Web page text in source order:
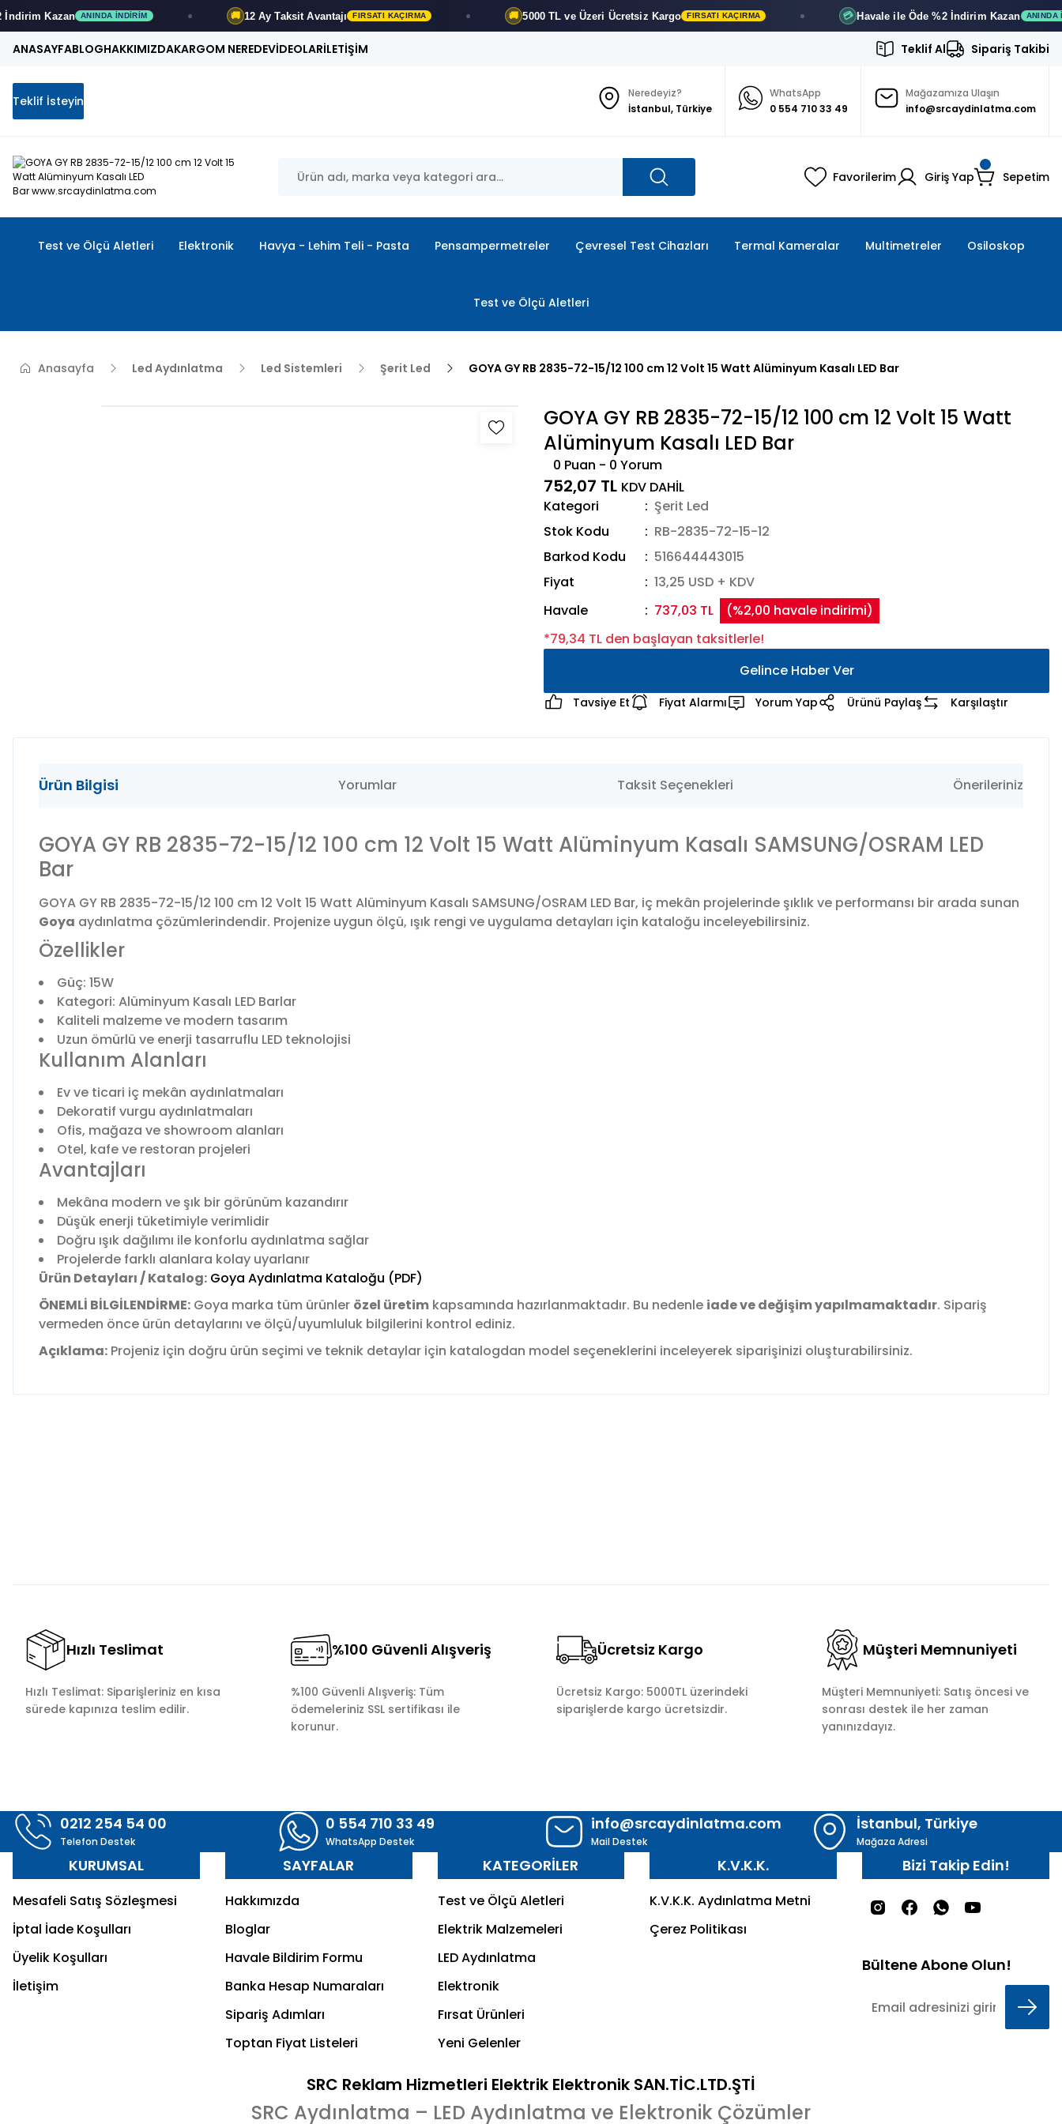
Kazan ANINDA İNDIRIM 12 AyTaksit Avantajı FIRSATI KAÇIRMA 5000 TL ve ÜzeriÜcretsiz Kargo FIRSATI KAÇIRMA Havale ile Öde%2 İndirim Kazan ANINDA İNDIRIM
ANASAYFABLOGHAKKIMIZDAKARGOM NEREDEVİDEOLARİLETİŞİM Teklif Al Sipariş Takibi
Teklif İsteyin
Neredeyiz?
İstanbul, Türkiye
WhatsApp
0 554 710 33 49
Mağazamıza Ulaşın
info@srcaydinlatma.com
Favorilerim Giriş Yap Sepetim
Test ve Ölçü Aletleri Elektronik Havya - Lehim Teli - Pasta Pensampermetreler Çevresel Test Cihazları Termal Kameralar Multimetreler Osiloskop
Test ve Ölçü Aletleri
Anasayfa Led Aydınlatma Led Sistemleri Şerit Led GOYA GY RB 2835-72-15/12 100 cm 12 Volt 15 Watt Alüminyum Kasalı LED Bar
GOYA GY RB 2835-72-15/12 100 cm 12 Volt 15 Watt
Alüminyum Kasalı LED Bar
0 Puan - 0 Yorum
752,07 TL KDV DAHİL
Kategori
Şerit Led
Stok Kodu
RB-2835-72-15-12
Barkod Kodu
516644443015
Fiyat
13,25 USD + KDV
Havale
737,03 TL
(%2,00 havale indirimi)
*79,34 TL den başlayan taksitlerle!
Gelince Haber Ver
Tavsiye Et Fiyat Alarmı Yorum Yap Ürünü Paylaş Karşılaştır
Ürün Bilgisi Yorumlar Taksit Seçenekleri Önerileriniz
GOYA GY RB 2835-72-15/12 100 cm 12 Volt 15 Watt Alüminyum Kasalı SAMSUNG/OSRAM LED
Bar
GOYA GY RB 2835-72-15/12 100 cm 12 Volt 15 Watt Alüminyum Kasalı SAMSUNG/OSRAM LED Bar, iç mekân projelerinde şıklık ve performansı bir arada sunan
Goya aydınlatma çözümlerindendir. Projenize uygun ölçü, ışık rengi ve uygulama detayları için kataloğu inceleyebilirsiniz.
Özellikler
Güç: 15W
Kategori: Alüminyum Kasalı LED Barlar
Kaliteli malzeme ve modern tasarım
Uzun ömürlü ve enerji tasarruflu LED teknolojisi
Kullanım Alanları
Ev ve ticari iç mekân aydınlatmaları
Dekoratif vurgu aydınlatmaları
Ofis, mağaza ve showroom alanları
Otel, kafe ve restoran projeleri
Avantajları
Mekâna modern ve şık bir görünüm kazandırır
Düşük enerji tüketimiyle verimlidir
Doğru ışık dağılımı ile konforlu aydınlatma sağlar
Projelerde farklı alanlara kolay uyarlanır
Ürün Detayları / Katalog: Goya Aydınlatma Kataloğu (PDF)
ÖNEMLİ BİLGİLENDİRME: Goya marka tüm ürünler özel üretim kapsamında hazırlanmaktadır. Bu nedenle iade ve değişim yapılmamaktadır. Sipariş
vermeden önce ürün detaylarını ve ölçü/uyumluluk bilgilerini kontrol ediniz.
Açıklama: Projeniz için doğru ürün seçimi ve teknik detaylar için katalogdan model seçeneklerini inceleyerek siparişinizi oluşturabilirsiniz.
Hızlı Teslimat
Hızlı Teslimat: Siparişleriniz en kısa
sürede kapınıza teslim edilir.
%100 Güvenli Alışveriş
%100 Güvenli Alışveriş: Tüm
ödemeleriniz SSL sertifikası ile
korunur.
Ücretsiz Kargo
Ücretsiz Kargo: 5000TL üzerindeki
siparişlerde kargo ücretsizdir.
Müşteri Memnuniyeti
Müşteri Memnuniyeti: Satış öncesi ve
sonrası destek ile her zaman
yanınızdayız.
0212 254 54 00
Telefon Destek
0 554 710 33 49
WhatsApp Destek
info@srcaydinlatma.com
Mail Destek
İstanbul, Türkiye
Mağaza Adresi
KURUMSAL
Mesafeli Satış Sözleşmesi
İptal İade Koşulları
Üyelik Koşulları
İletişim
SAYFALAR
Hakkımızda
Bloglar
Havale Bildirim Formu
Banka Hesap Numaraları
Sipariş Adımları
Toptan Fiyat Listeleri
KATEGORİLER
Test ve Ölçü Aletleri
Elektrik Malzemeleri
LED Aydınlatma
Elektronik
Fırsat Ürünleri
Yeni Gelenler
K.V.K.K.
K.V.K.K. Aydınlatma Metni
Çerez Politikası
Bizi Takip Edin!
Bültene Abone Olun!
SRC Reklam Hizmetleri Elektrik Elektronik SAN.TİC.LTD.ŞTİ
SRC Aydınlatma – LED Aydınlatma ve Elektronik Çözümler